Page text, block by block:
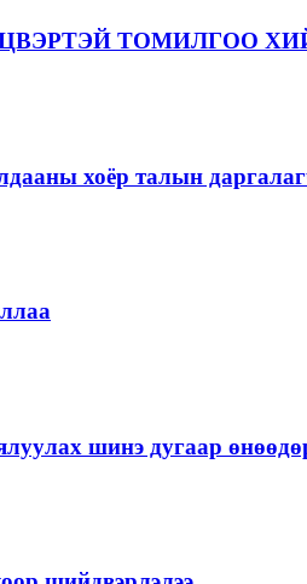
ТОМИЛГОО
хоёр талын
шинэ дугаар